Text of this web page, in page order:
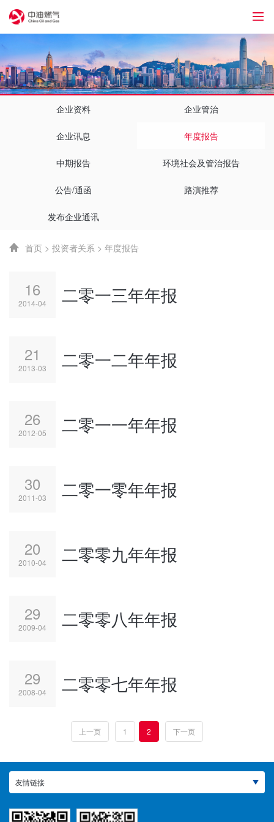
企业资料 企业管治
企业讯息 年度报告
中期报告 环境社会及管治报告
公告/通函 路演推荐
发布企业通讯
首页 > 投资者关系 > 年度报告
16
2014-04 二零一三年年报
21
2013-03 二零一二年年报
26
2012-05 二零一一年年报
30
2011-03 二零一零年年报
20
2010-04 二零零九年年报
29
2009-04 二零零八年年报
29
2008-04 二零零七年年报
上一页 1 2 下一页
友情链接